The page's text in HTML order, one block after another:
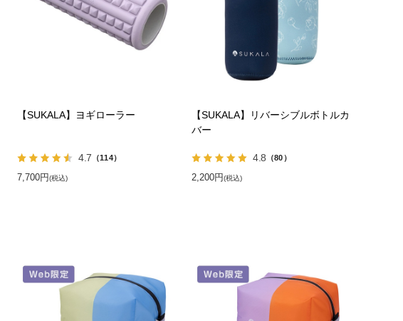
【SUKALA】ヨギローラー
4.7 （114）
7,700円(税込)
【SUKALA】リバーシブルボトルカ
バー
4.8 （80）
2,200円(税込)